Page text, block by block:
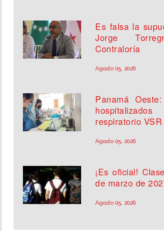
Es falsa la
Jorge
Contraloría
Agosto 05, 2026
Panamá
respiratorio VSR
Agosto 05, 2026
¡Es oficial!
de marzo de
Agosto 05, 2026